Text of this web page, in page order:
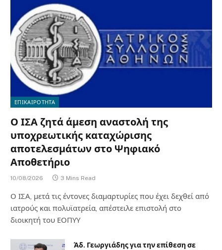
ΕΠΙΚΑΙΡΟΤΗΤΑ
Ο ΙΣΑ ζητά άμεση αναστολή της
υποχρεωτικής καταχώρισης
αποτελεσμάτων στο Ψηφιακό
Αποθετήριο
10/08/2026 3 Mins Read
Ο ΙΣΑ, μετά τις έντονες διαμαρτυρίες που έχει δεχθεί από
ιατρούς και πολυϊατρεία, απέστειλε επιστολή στο
διοικητή του ΕΟΠΥΥ
Άδ. Γεωργιάδης για την επίθεση σε